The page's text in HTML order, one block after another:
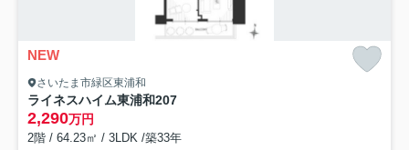
NEW
さいたま市緑区東浦和
ライネスハイム東浦和207
2,290万円
2階 / 64.23㎡ / 3LDK /築33年